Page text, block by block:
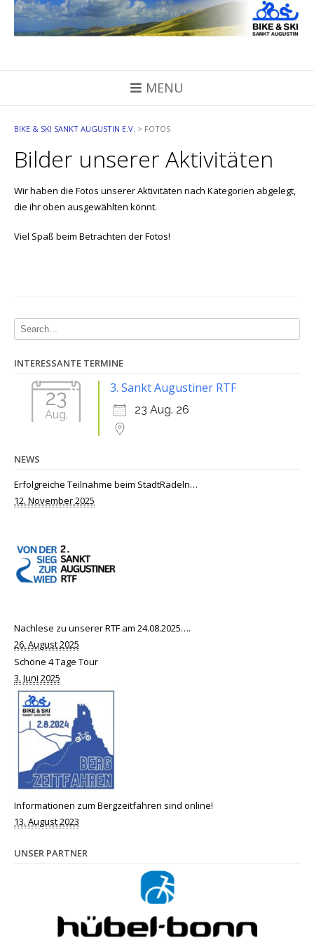
Skip
content
MENU
BIKE & SKI SANKT AUGUSTIN E.V. > FOTOS
Bilder unserer Aktivitäten
Wir haben die Fotos unserer Aktivitäten nach Kategorien abgelegt,
die ihr oben ausgewählten könnt.
Viel Spaß beim Betrachten der Fotos!
INTERESSANTE TERMINE
23
Aug.
3. Sankt Augustiner RTF
23 Aug. 26
NEWS
Erfolgreiche Teilnahme beim StadtRadeln…
12. November 2025
Nachlese zu unserer RTF am 24.08.2025….
26. August 2025
Schöne 4 Tage Tour
3. Juni 2025
Informationen zum Bergzeitfahren sind online!
13. August 2023
UNSER PARTNER